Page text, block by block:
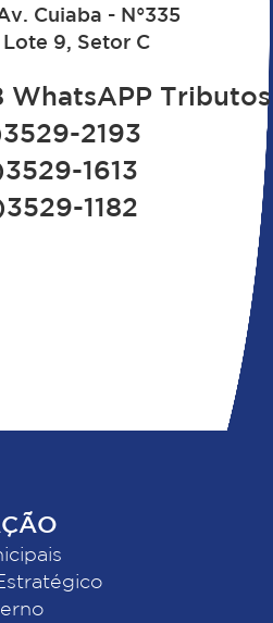
Cuiaba - N°335
Lote 9, Setor C
WhatsAPP Tributos
2193
1613
1182